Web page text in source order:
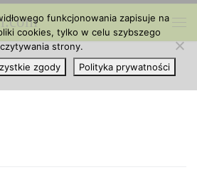
funkcjonowania zapisuje na
cookies, tylko w celu szybszego
strony.
zgody Polityka prywatności